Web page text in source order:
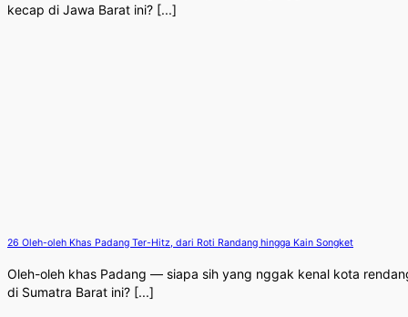
kecap di Jawa Barat ini? [...]
26 Oleh-oleh Khas Padang Ter-Hitz, dari Roti Randang hingga Kain Songket
Oleh-oleh khas Padang — siapa sih yang nggak kenal kota
di Sumatra Barat ini? [...]